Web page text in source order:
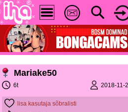
Mariake50
6t 2018-11-
lisa kasutaja sõbralisti